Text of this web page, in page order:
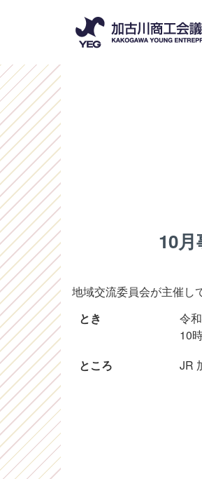
10
地域交流委員会が主催し
とき
令
10
ところ
JR